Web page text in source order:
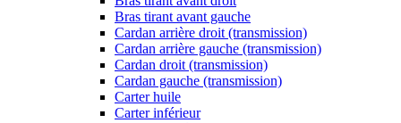
Bras tirant avant gauche
Cardan arrière droit (transmission)
Cardan arrière gauche (transmission)
Cardan droit (transmission)
Cardan gauche (transmission)
Carter huile
Carter inférieur